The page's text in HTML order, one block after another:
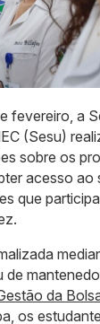
fevereiro, a
(Sesu)
sobre os
acesso ao
que
de
da
os